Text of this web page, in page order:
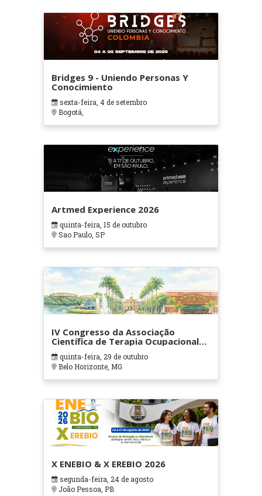
Bridges 9 - Uniendo Personas Y
Conocimiento
sexta-feira, 4 de setembro
Bogotá,
Artmed Experience 2026
quinta-feira, 15 de outubro
Sao Paulo, SP
IV Congresso da Associação
Científica de Terapia Ocupacional
em Contextos Hospitalares e
Cuidados Paliativos - ATOHOSP
quinta-feira, 29 de outubro
Belo Horizonte, MG
X ENEBIO & X EREBIO 2026
segunda-feira, 24 de agosto
João Pessoa, PB